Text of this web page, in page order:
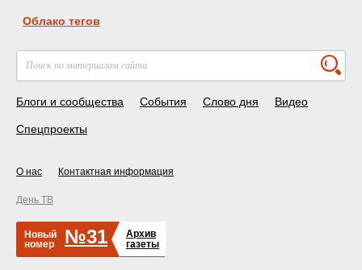
Облако тегов
Блоги и сообщества События Слово дня Видео
Спецпроекты
О нас Контактная информация
День ТВ
Новый
номер
№31
Архив
газеты